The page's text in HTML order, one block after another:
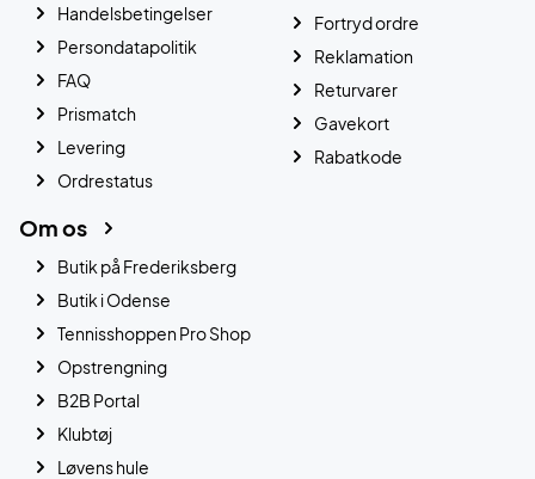
Handelsbetingelser
Persondatapolitik
FAQ
Prismatch
Levering
Ordrestatus
Fortryd ordre
Reklamation
Returvarer
Gavekort
Rabatkode
Om os
Butik på Frederiksberg
Butik i Odense
Tennisshoppen Pro Shop
Opstrengning
B2B Portal
Klubtøj
Løvens hule